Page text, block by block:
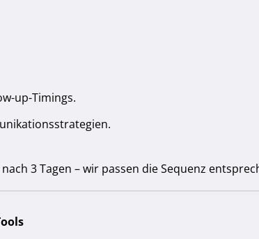
up-Timings.
3 Tagen – wir passen die Sequenz